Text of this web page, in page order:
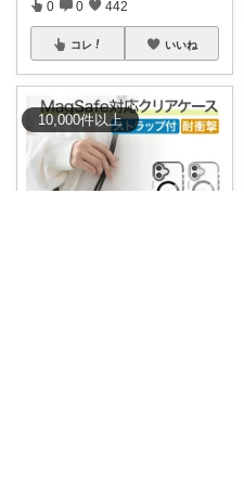
10,000件以上
0 0 442
コレ いいね